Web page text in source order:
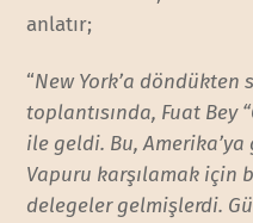
anlatır;
“New York’a
toplantısında, Fuat Bey
ile geldi. Bu,
Vapuru karşılamak için
delegeler gelmişlerdi.